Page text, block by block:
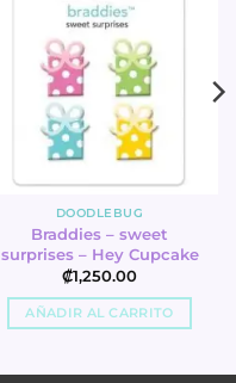
DOODLEBUG
Braddies – sweet
surprises – Hey Cupcake
₡1,250.00
AÑADIR AL CARRITO